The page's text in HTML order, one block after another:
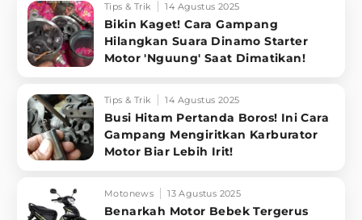
Tips & Trik 14 Agustus 2025
Bikin Kaget! Cara Gampang
Hilangkan Suara Dinamo Starter
Motor 'Nguung' Saat Dimatikan!
Tips & Trik 14 Agustus 2025
Busi Hitam Pertanda Boros! Ini Cara
Gampang Mengiritkan Karburator
Motor Biar Lebih Irit!
Motonews 13 Agustus 2025
Benarkah Motor Bebek Tergerus